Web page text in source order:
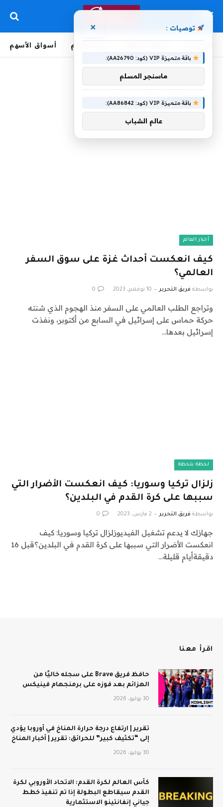
أخبار العالم أسواق الأسهم
انعكست
أخبار العالم
كيف انعكست أحداث غزة على سوق السفر
العالمي؟
بواسطة فريق التحرير 10 نوفمبر، 2023 0
وتراجع الطلب العالمي على السفر منذ الهجوم الذي شنته
حركة حماس على إسرائيل في السابع من أكتوبر، ونفذت
إسرائيل بعدها…
لحظة بلحظة
زلزال تركيا وسوريا: كيف انعكست الأضرار التي
سببها على كرة القدم في البلدين؟
بواسطة فريق التحرير 2 مارس، 2023 0
جهازك لا يدعم تشغيل الفيديوزلزال تركيا وسوريا: كيف
انعكست الأضرار التي سببها على كرة القدم في البلدين؟قبل 16
دقيقةأيام قليلة…
اقرأ معنا
حافظ فريق Brave على سجله خاليًا من
الهزائم بعد فوزه على برمنجهام فينيكس
30 يوليو، 2026
تقرير | ارتفاع درجة حرارة المناخ في أوروبا يؤدي
إلى “تكثيف كبير” للحرائق: تقرير | أخبار المناخ
30 يوليو، 2026
كأس العالم لكرة القدم: الاتحاد الأوروبي لكرة
القدم سيقاطع البطولة إذا تم تنفيذ خطط
جياني إنفانتينو الاستثمارية
توصيات : ×
باقة متميزة VIP (كود: AA26790):
ماسنجر المسلم
باقة متميزة VIP (كود: AA86842):
عالم الشباب